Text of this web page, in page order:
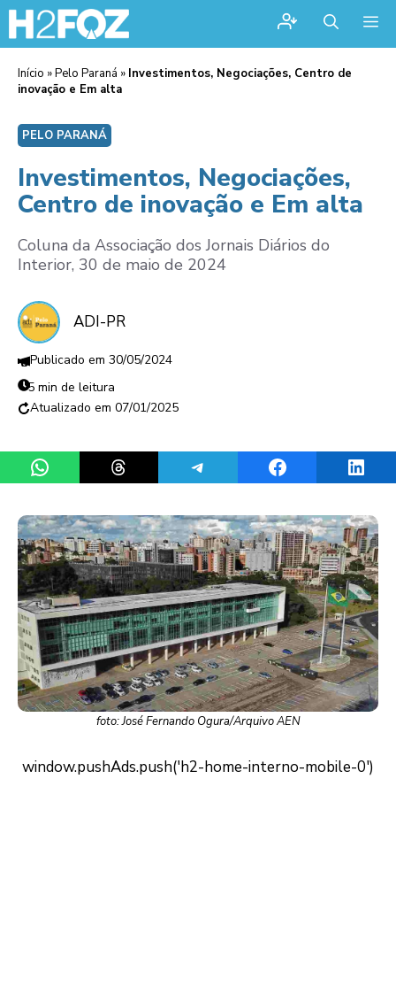
Início »Pelo Paraná » Investimentos, Negociações, Centro de
inovação e Em alta
PELO PARANÁ
Investimentos, Negociações,
Centro de inovação e Em alta
Coluna da Associação dos Jornais Diários do
Interior, 30 de maio de 2024
ADI-PR
30/05/2024
5 min de leitura
07/01/2025
Share on WhatsAppShare on ThreadsShare on TelegramShare on Facebook
foto: José Fernando Ogura/Arquivo AEN